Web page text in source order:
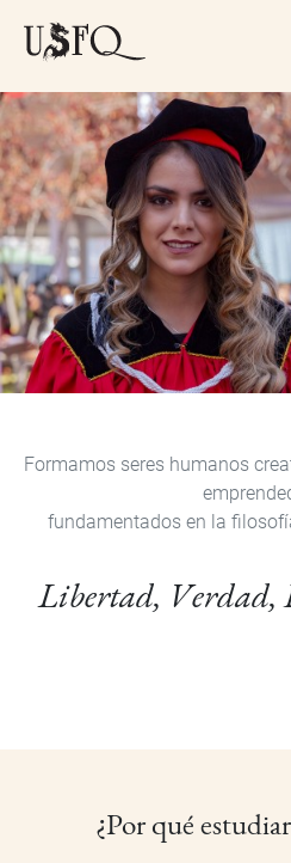
Previous
Formamos seres humanos
fundamentados en la
Libertad, Verdad,
¿Por qué